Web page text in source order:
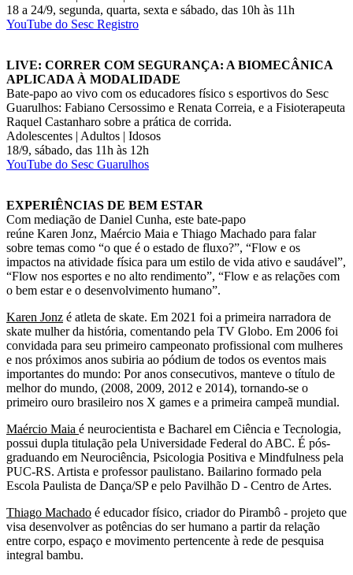
18 a 24/9, segunda, quarta, sexta e sábado, das 10h às 11h
YouTube do Sesc Registro
LIVE: CORRER COM SEGURANÇA: A BIOMECÂNICA
APLICADA À MODALIDADE
Bate-papo ao vivo com os educadores físico s esportivos do Sesc
Guarulhos: Fabiano Cersossimo e Renata Correia, e a Fisioterapeuta
Raquel Castanharo sobre a prática de corrida.
Adolescentes | Adultos | Idosos
18/9, sábado, das 11h às 12h
YouTube do Sesc Guarulhos
EXPERIÊNCIAS DE BEM ESTAR
Com mediação de Daniel Cunha, este bate-papo
reúne Karen Jonz, Maércio Maia e Thiago Machado para falar
sobre temas como “o que é o estado de fluxo?”, “Flow e os
impactos na atividade física para um estilo de vida ativo e saudável”,
“Flow nos esportes e no alto rendimento”, “Flow e as relações com
o bem estar e o desenvolvimento humano”.
Karen Jonz é atleta de skate. Em 2021 foi a primeira narradora de
skate mulher da história, comentando pela TV Globo. Em 2006 foi
convidada para seu primeiro campeonato profissional com mulheres
e nos próximos anos subiria ao pódium de todos os eventos mais
importantes do mundo: Por anos consecutivos, manteve o título de
melhor do mundo, (2008, 2009, 2012 e 2014), tornando-se o
primeiro ouro brasileiro nos X games e a primeira campeã mundial.
Maércio Maia é neurocientista e Bacharel em Ciência e Tecnologia,
possui dupla titulação pela Universidade Federal do ABC. É pós-
graduando em Neurociência, Psicologia Positiva e Mindfulness pela
PUC-RS. Artista e professor paulistano. Bailarino formado pela
Escola Paulista de Dança/SP e pelo Pavilhão D - Centro de Artes.
Thiago Machado é educador físico, criador do Pirambô - projeto que
visa desenvolver as potências do ser humano a partir da relação
entre corpo, espaço e movimento pertencente à rede de pesquisa
integral bambu.